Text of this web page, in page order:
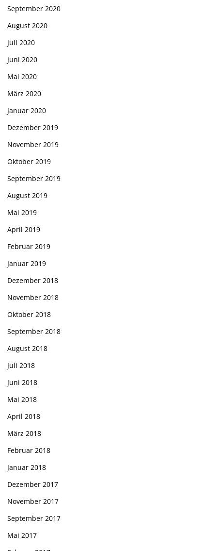
September 2020
August 2020
Juli 2020
Juni 2020
Mai 2020
März 2020
Januar 2020
Dezember 2019
November 2019
Oktober 2019
September 2019
August 2019
Mai 2019
April 2019
Februar 2019
Januar 2019
Dezember 2018
November 2018
Oktober 2018
September 2018
August 2018
Juli 2018
Juni 2018
Mai 2018
April 2018
März 2018
Februar 2018
Januar 2018
Dezember 2017
November 2017
September 2017
Mai 2017